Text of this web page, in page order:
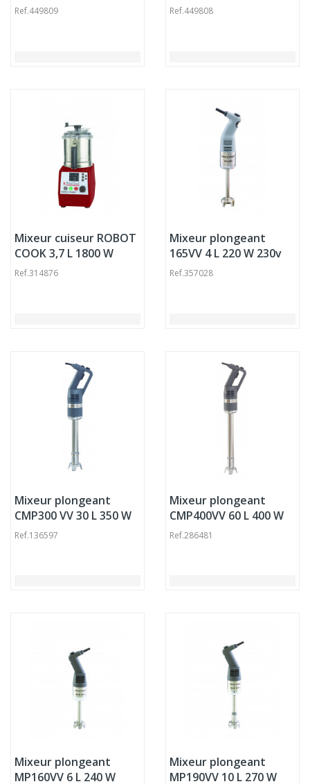
Ref.449809 Ref.449808
Mixeur cuiseur ROBOT
COOK 3,7 L 1800 W
230v Robot Coupe
Ref.314876
Mixeur plongeant
165VV 4 L 220 W 230v
Robot Coupe
Ref.357028
Mixeur plongeant
CMP300 VV 30 L 350 W
230v Robot Coupe
Ref.136597
Mixeur plongeant
CMP400VV 60 L 400 W
230v Robot Coupe
Ref.286481
Mixeur plongeant
MP160VV 6 L 240 W
Mixeur plongeant
MP190VV 10 L 270 W